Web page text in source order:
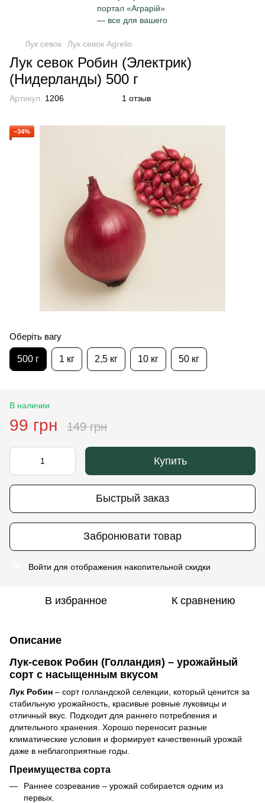
Лук севок Лук севок Agrelis
Лук севок Робин (Электрик)
(Нидерланды) 500 г
Артикул: 1206 1 отзыв
−34%
Оберіть вагу
500 г 1 кг 2,5 кг 10 кг 50 кг
В наличии
99 грн 149 грн
Купить
Быстрый заказ
Забронювати товар
Войти для отображения накопительной скидки
В избранное К сравнению
Описание
Лук-севок Робин (Голландия) – урожайный
сорт с насыщенным вкусом
Лук Робин – сорт голландской селекции, который ценится за
стабильную урожайность, красивые ровные луковицы и
отличный вкус. Подходит для раннего потребления и
длительного хранения. Хорошо переносит разные
климатические условия и формирует качественный урожай
даже в неблагоприятные годы.
Преимущества сорта
Раннее созревание – урожай собирается одним из
первых.